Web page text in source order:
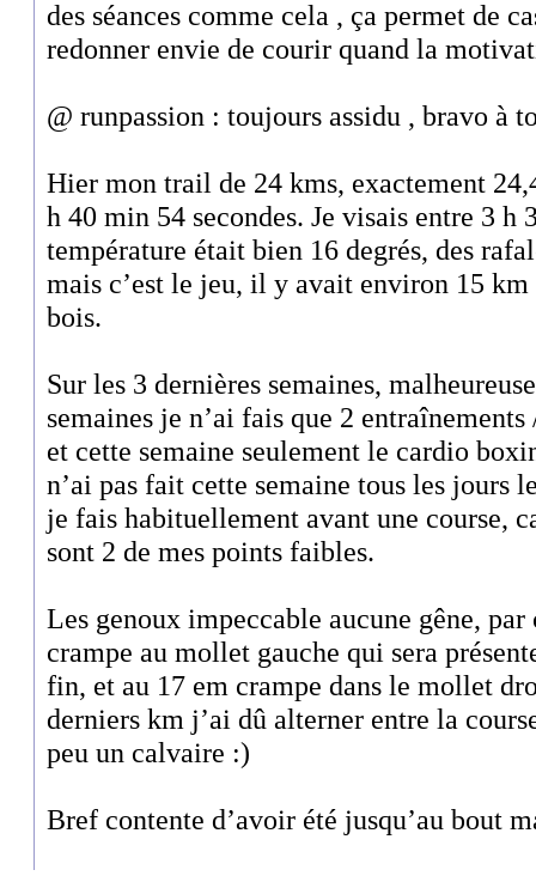
des séances comme cela , ça permet de
redonner envie de courir quand la
@ runpassion : toujours assidu , bravo à
Hier mon trail de 24 kms, exactement
h 40 min 54 secondes. Je visais entre 3 h
température était bien 16 degrés, des
mais c’est le jeu, il y avait environ 15
bois.
Sur les 3 dernières semaines,
semaines je n’ai fais que 2
et cette semaine seulement le cardio
n’ai pas fait cette semaine tous les jours
je fais habituellement avant une course,
sont 2 de mes points faibles.
Les genoux impeccable aucune gêne,
crampe au mollet gauche qui sera
fin, et au 17 em crampe dans le mollet
derniers km j’ai dû alterner entre la
peu un calvaire :)
Bref contente d’avoir été jusqu’au bout